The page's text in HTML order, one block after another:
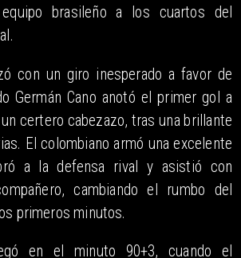
brasileño a los cuartos del
con un giro inesperado a favor de
Germán Cano anotó el primer gol a
certero cabezazo, tras una brillante
El colombiano armó una excelente
a la defensa rival y asistió con
cambiando el rumbo del
primeros minutos.
en el minuto 90+3, cuando el